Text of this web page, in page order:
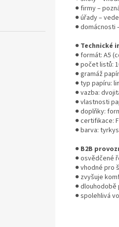
● firmy –
● úřady –
● domácnosti
● Technické
● formát: A5
● počet listů:
● gramáž
● typ papíru:
● vazba:
● vlastnosti
● doplňky:
● certifikace:
● barva:
● B2B
● osvědčené
● vhodné pro
● zvyšuje
● dlouhodobě
● spolehlivá